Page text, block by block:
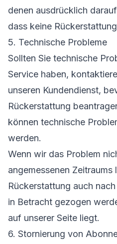
denen ausdrücklich
dass keine
5. Technische Probleme
Sollten Sie technische
Service haben,
unseren Kundendienst,
Rückerstattung
können technische
werden.
Wenn wir das Problem
angemessenen
Rückerstattung auch
in Betracht gezogen
auf unserer Seite liegt.
6. Stornierung von